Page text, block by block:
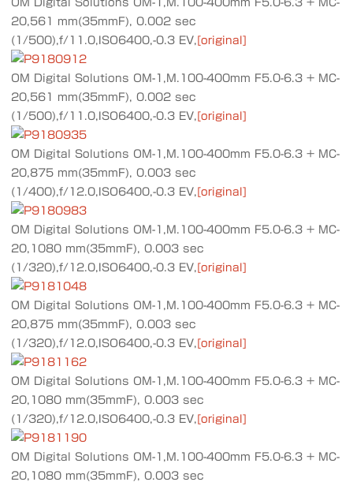
OM Digital Solutions OM-1,M.100-400mm F5.0-6.3 + MC-
20,561 mm(35mmF), 0.002 sec
(1/500),f/11.0,ISO6400,-0.3 EV,[original]
OM Digital Solutions OM-1,M.100-400mm F5.0-6.3 + MC-
20,561 mm(35mmF), 0.002 sec
(1/500),f/11.0,ISO6400,-0.3 EV,[original]
OM Digital Solutions OM-1,M.100-400mm F5.0-6.3 + MC-
20,875 mm(35mmF), 0.003 sec
(1/400),f/12.0,ISO6400,-0.3 EV,[original]
OM Digital Solutions OM-1,M.100-400mm F5.0-6.3 + MC-
20,1080 mm(35mmF), 0.003 sec
(1/320),f/12.0,ISO6400,-0.3 EV,[original]
OM Digital Solutions OM-1,M.100-400mm F5.0-6.3 + MC-
20,875 mm(35mmF), 0.003 sec
(1/320),f/12.0,ISO6400,-0.3 EV,[original]
OM Digital Solutions OM-1,M.100-400mm F5.0-6.3 + MC-
20,1080 mm(35mmF), 0.003 sec
(1/320),f/12.0,ISO6400,-0.3 EV,[original]
OM Digital Solutions OM-1,M.100-400mm F5.0-6.3 + MC-
20,1080 mm(35mmF), 0.003 sec